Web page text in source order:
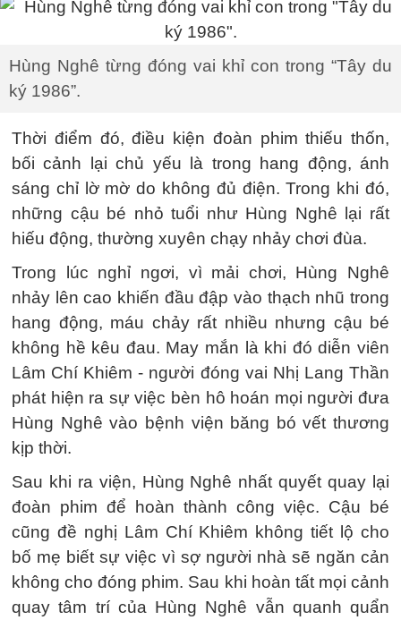
Hùng Nghê từng đóng vai khỉ con trong “Tây du
ký 1986”.
Thời điểm đó, điều kiện đoàn phim thiếu thốn,
bối cảnh lại chủ yếu là trong hang động, ánh
sáng chỉ lờ mờ do không đủ điện. Trong khi đó,
những cậu bé nhỏ tuổi như Hùng Nghê lại rất
hiếu động, thường xuyên chạy nhảy chơi đùa.
Trong lúc nghỉ ngơi, vì mải chơi, Hùng Nghê
nhảy lên cao khiến đầu đập vào thạch nhũ trong
hang động, máu chảy rất nhiều nhưng cậu bé
không hề kêu đau. May mắn là khi đó diễn viên
Lâm Chí Khiêm - người đóng vai Nhị Lang Thần
phát hiện ra sự việc bèn hô hoán mọi người đưa
Hùng Nghê vào bệnh viện băng bó vết thương
kịp thời.
Sau khi ra viện, Hùng Nghê nhất quyết quay lại
đoàn phim để hoàn thành công việc. Cậu bé
cũng đề nghị Lâm Chí Khiêm không tiết lộ cho
bố mẹ biết sự việc vì sợ người nhà sẽ ngăn cản
không cho đóng phim. Sau khi hoàn tất mọi cảnh
quay tâm trí của Hùng Nghê vẫn quanh quẩn